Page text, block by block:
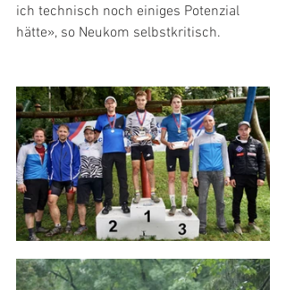
ich technisch noch einiges Potenzial
hätte», so Neukom selbstkritisch.